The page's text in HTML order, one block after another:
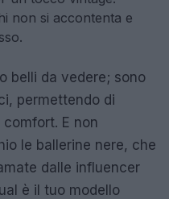
non si accontenta e
belli da vedere; sono
permettendo di
E non
le ballerine nere, che
dalle influencer
è il tuo modello